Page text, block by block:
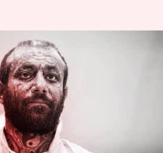
ప్ర‌వ‌క్త‌ను
కేసులో ఇరాన్ పాప్
మరణశిక్ష
20, 2025 01:43 pm